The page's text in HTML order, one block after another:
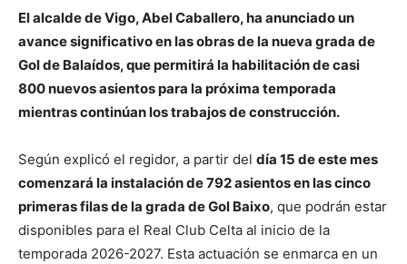
El alcalde de Vigo, Abel Caballero, ha anunciado un
avance significativo en las obras de la nueva grada de
Gol de Balaídos, que permitirá la habilitación de casi
800 nuevos asientos para la próxima temporada
mientras continúan los trabajos de construcción.
Según explicó el regidor, a partir del día 15 de este mes
comenzará la instalación de 792 asientos en las cinco
primeras filas de la grada de Gol Baixo, que podrán estar
disponibles para el Real Club Celta al inicio de la
temporada 2026-2027. Esta actuación se enmarca en un